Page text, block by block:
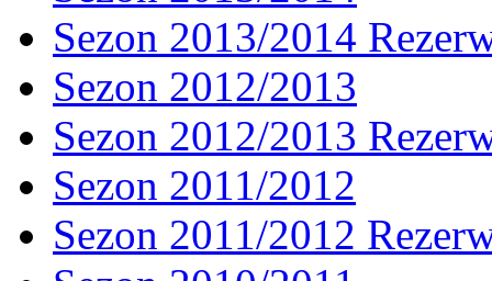
Sezon 2013/2014
Sezon 2012/2013
Sezon 2012/2013
Sezon 2011/2012
Sezon 2011/2012